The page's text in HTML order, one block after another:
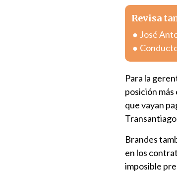
Revisa
José
Para la
posición
que vayan
Brandes
en los
imposible